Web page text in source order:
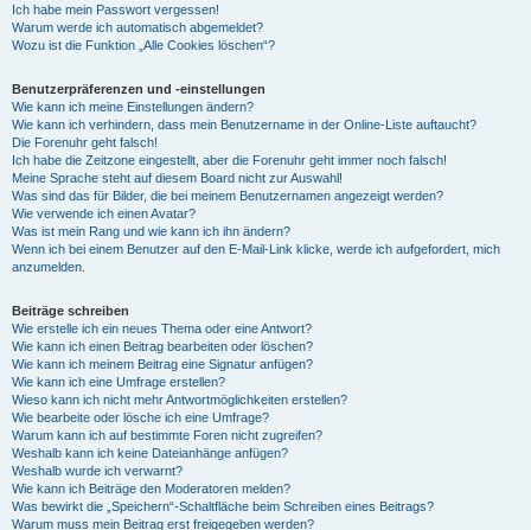
Ich habe mein Passwort vergessen!
Warum werde ich automatisch abgemeldet?
Wozu ist die Funktion „Alle Cookies löschen“?
Benutzerpräferenzen und -einstellungen
Wie kann ich meine Einstellungen ändern?
Wie kann ich verhindern, dass mein Benutzername in der Online-Liste auftaucht?
Die Forenuhr geht falsch!
Ich habe die Zeitzone eingestellt, aber die Forenuhr geht immer noch falsch!
Meine Sprache steht auf diesem Board nicht zur Auswahl!
Was sind das für Bilder, die bei meinem Benutzernamen angezeigt werden?
Wie verwende ich einen Avatar?
Was ist mein Rang und wie kann ich ihn ändern?
Wenn ich bei einem Benutzer auf den E-Mail-Link klicke, werde ich aufgefordert, mich
anzumelden.
Beiträge schreiben
Wie erstelle ich ein neues Thema oder eine Antwort?
Wie kann ich einen Beitrag bearbeiten oder löschen?
Wie kann ich meinem Beitrag eine Signatur anfügen?
Wie kann ich eine Umfrage erstellen?
Wieso kann ich nicht mehr Antwortmöglichkeiten erstellen?
Wie bearbeite oder lösche ich eine Umfrage?
Warum kann ich auf bestimmte Foren nicht zugreifen?
Weshalb kann ich keine Dateianhänge anfügen?
Weshalb wurde ich verwarnt?
Wie kann ich Beiträge den Moderatoren melden?
Was bewirkt die „Speichern“-Schaltfläche beim Schreiben eines Beitrags?
Warum muss mein Beitrag erst freigegeben werden?